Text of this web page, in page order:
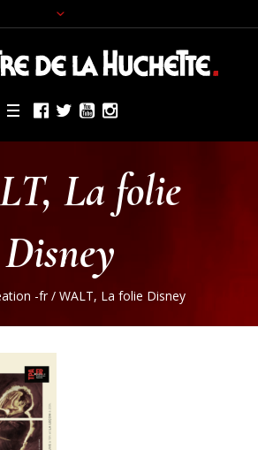
La folie
Disney
-fr / WALT, La folie Disney